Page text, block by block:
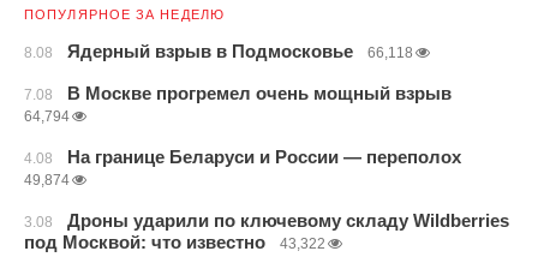
ПОПУЛЯРНОЕ ЗА НЕДЕЛЮ
8.08 Ядерный взрыв в Подмосковье 66,118
7.08 В Москве прогремел очень мощный взрыв
64,794
4.08 На границе Беларуси и России — переполох
49,874
3.08
Дроны ударили по ключевому складу Wildberries
под Москвой: что известно
43,322